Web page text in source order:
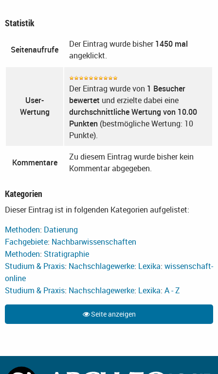
Statistik
Seitenaufrufe
Der Eintrag wurde bisher1450 mal
angeklickt.
User-
Wertung
Der Eintrag wurde von 1 Besucher
bewertet und erzielte dabei eine
durchschnittliche Wertung von 10.00
Punkten (bestmögliche Wertung: 10
Punkte).
Kommentare
Zu diesem Eintrag wurde bisher kein
Kommentar abgegeben.
Kategorien
Dieser Eintrag ist in folgenden Kategorien aufgelistet:
Methoden: Datierung
Fachgebiete: Nachbarwissenschaften
Methoden: Stratigraphie
Studium & Praxis: Nachschlagewerke: Lexika: wissenschaft-
online
Studium & Praxis: Nachschlagewerke: Lexika: A - Z
Seite anzeigen